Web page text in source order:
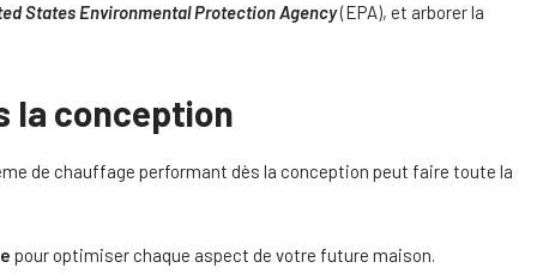
States Environmental Protection Agency(EPA), et arborer la
la conception
de chauffage performant dès la conception peut faire toute la
pour optimiser chaque aspect de votre future maison.